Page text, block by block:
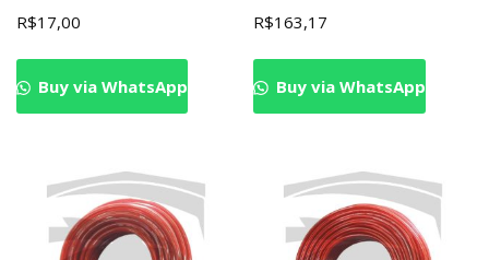
R$17,00
Buy via WhatsApp
R$163,17
Buy via WhatsApp